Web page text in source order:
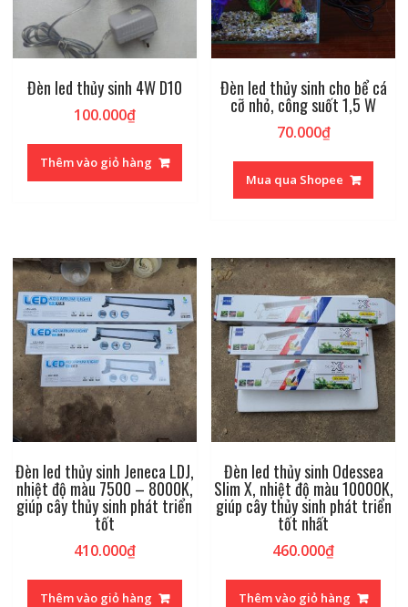
Đèn led thủy sinh 4W D10
100.000₫
Thêm vào giỏ hàng
Đèn led thủy sinh cho bể cá
cỡ nhỏ, công suốt 1,5 W
70.000₫
Mua qua Shopee
Đèn led thủy sinh Jeneca LDJ,
nhiệt độ màu 7500 – 8000K,
giúp cây thủy sinh phát triển
tốt
410.000₫
Thêm vào giỏ hàng
Đèn led thủy sinh Odessea
Slim X, nhiệt độ màu 10000K,
giúp cây thủy sinh phát triển
tốt nhất
460.000₫
Thêm vào giỏ hàng